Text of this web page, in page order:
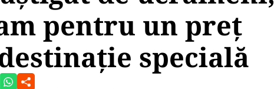
pentru un preț
specială